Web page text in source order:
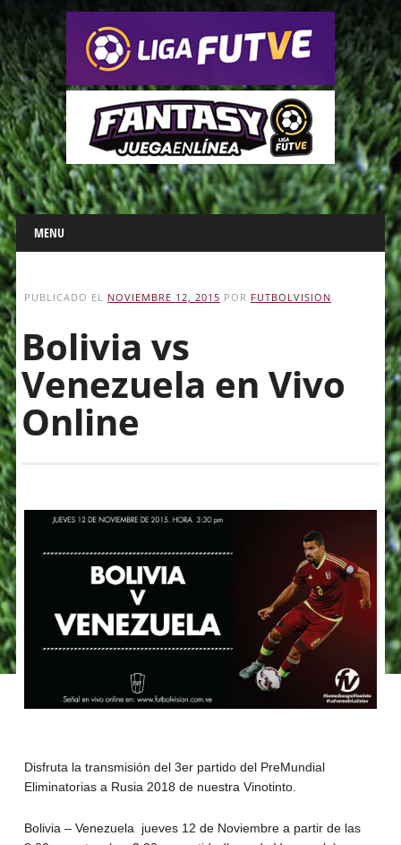
Main menu
Skip
to
content
MENU
PUBLICADO EL NOVIEMBRE 12, 2015 POR FUTBOLVISION
Bolivia vs
Venezuela en Vivo
Online
Disfruta la transmisión del 3er partido del PreMundial
Eliminatorias a Rusia 2018 de nuestra Vinotinto.
Bolivia – Venezuela jueves 12 de Noviembre a partir de las